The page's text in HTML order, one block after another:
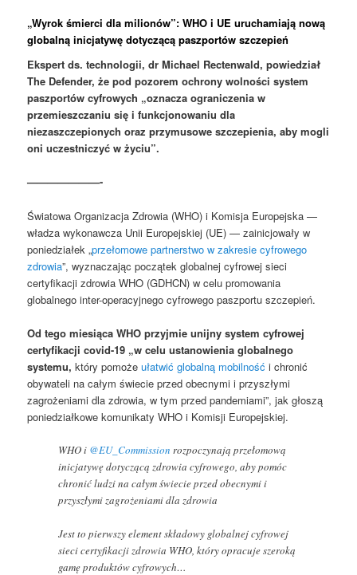
„Wyrok śmierci dla milionów”: WHO i UE uruchamiają nową
globalną inicjatywę dotyczącą paszportów szczepień
Ekspert ds. technologii, dr Michael Rectenwald, powiedział
The Defender, że pod pozorem ochrony wolności system
paszportów cyfrowych „oznacza ograniczenia w
przemieszczaniu się i funkcjonowaniu dla
niezaszczepionych oraz przymusowe szczepienia, aby mogli
oni uczestniczyć w życiu”.
———————-
Światowa Organizacja Zdrowia (WHO) i Komisja Europejska —
władza wykonawcza Unii Europejskiej (UE) — zainicjowały w
poniedziałek „przełomowe partnerstwo w zakresie cyfrowego
zdrowia”, wyznaczając początek globalnej cyfrowej sieci
certyfikacji zdrowia WHO (GDHCN) w celu promowania
globalnego inter-operacyjnego cyfrowego paszportu szczepień.
Od tego miesiąca WHO przyjmie unijny system cyfrowej
certyfikacji covid-19 „w celu ustanowienia globalnego
systemu, który pomożeułatwić globalną mobilność i chronić
obywateli na całym świecie przed obecnymi i przyszłymi
zagrożeniami dla zdrowia, w tym przed pandemiami”, jak głoszą
poniedziałkowe komunikaty WHO i Komisji Europejskiej.
WHO i @EU_Commission rozpoczynają przełomową
inicjatywę dotyczącą zdrowia cyfrowego, aby pomóc
chronić ludzi na całym świecie przed obecnymi i
przyszłymi zagrożeniami dla zdrowia
Jest to pierwszy element składowy globalnej cyfrowej
sieci certyfikacji zdrowia WHO, który opracuje szeroką
gamę produktów cyfrowych…